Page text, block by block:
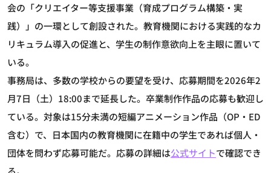
会の「クリエイター等支援事業（育成プログラム構築・実
践）」の一環として創設された。教育機関における実践的なカ
リキュラム導入の促進と、学生の制作意欲向上を主眼に置いて
いる。
事務局は、多数の学校からの要望を受け、応募期間を2026年2
月7日（土）18:00まで延長した。卒業制作作品の応募も歓迎し
ている。対象は15分未満の短編アニメーション作品（OP・ED
含む）で、日本国内の教育機関に在籍中の学生であれば個人・
団体を問わず応募可能だ。応募の詳細は公式サイトで確認でき